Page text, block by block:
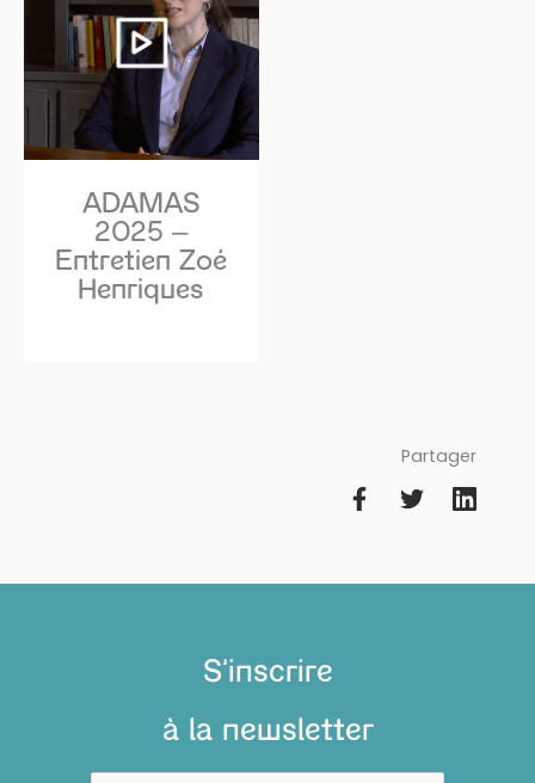
ADAMAS
2025 –
Entretien Zoé
Henriques
Partager
S'inscrire
à la newsletter